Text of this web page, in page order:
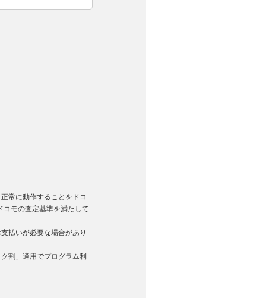
常に動作することをドコ
モの査定基準を満たして
払いが必要な場合があり
割」適用でプログラム利